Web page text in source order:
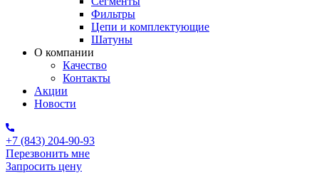
Фильтры
Цепи и комплектующие
Шатуны
О компании
Качество
Контакты
Акции
Новости
+7 (843) 204-90-93
Перезвонить мне
Запросить цену